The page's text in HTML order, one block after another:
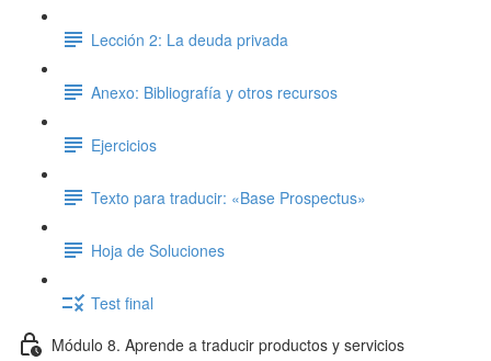
Lección 2: La deuda privada
Anexo: Bibliografía y otros recursos
Ejercicios
Texto para traducir: «Base Prospectus»
Hoja de Soluciones
Test final
Módulo 8. Aprende a traducir productos y servicios